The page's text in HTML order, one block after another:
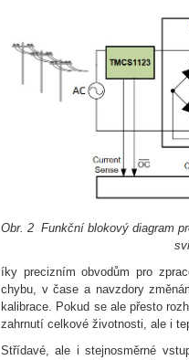
Obr. 2 Funkční blokový diagram
íky precizním obvodům pro
chybu, v čase a navzdory
kalibrace. Pokud se ale přesto
zahrnutí celkové životnosti, ale i
Střídavé, ale i stejnosměrné